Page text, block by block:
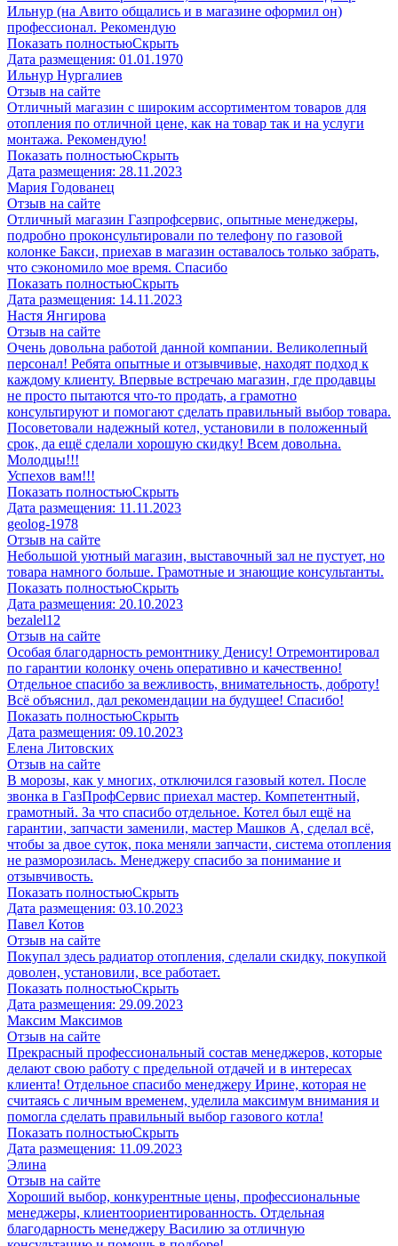
Ильнур (на Авито общались и в магазине оформил он)
профессионал. Рекомендую
Показать полностьюСкрыть
Дата размещения: 01.01.1970
Ильнур Нургалиев
Отзыв на сайте
Отличный магазин с широким ассортиментом товаров для
отопления по отличной цене, как на товар так и на услуги
монтажа. Рекомендую!
Показать полностьюСкрыть
Дата размещения: 28.11.2023
Мария Годованец
Отзыв на сайте
Отличный магазин Газпрофсервис, опытные менеджеры,
подробно проконсультировали по телефону по газовой
колонке Бакси, приехав в магазин оставалось только забрать,
что сэкономило мое время. Спасибо
Показать полностьюСкрыть
Дата размещения: 14.11.2023
​Настя Янгирова
Отзыв на сайте
Очень довольна работой данной компании. Великолепный
персонал! Ребята опытные и отзывчивые, находят подход к
каждому клиенту. Впервые встречаю магазин, где продавцы
не просто пытаются что-то продать, а грамотно
консультируют и помогают сделать правильный выбор товара.
Посоветовали надежный котел, установили в положенный
срок, да ещё сделали хорошую скидку! Всем довольна.
Молодцы!!!
Успехов вам!!!
Показать полностьюСкрыть
Дата размещения: 11.11.2023
geolog-1978
Отзыв на сайте
Небольшой уютный магазин, выставочный зал не пустует, но
товара намного больше. Грамотные и знающие консультанты.
Показать полностьюСкрыть
Дата размещения: 20.10.2023
​bezalel12
Отзыв на сайте
Особая благодарность ремонтнику Денису! Отремонтировал
по гарантии колонку очень оперативно и качественно!
Отдельное спасибо за вежливость, внимательность, доброту!
Всё объяснил, дал рекомендации на будущее! Спасибо!
Показать полностьюСкрыть
Дата размещения: 09.10.2023
​Елена Литовских
Отзыв на сайте
В морозы, как у многих, отключился газовый котел. После
звонка в ГазПрофСервис приехал мастер. Компетентный,
грамотный. За что спасибо отдельное. Котел был ещё на
гарантии, запчасти заменили, мастер Машков А, сделал всё,
чтобы за двое суток, пока меняли запчасти, система отопления
не разморозилась. Менеджеру спасибо за понимание и
отзывчивость.
Показать полностьюСкрыть
Дата размещения: 03.10.2023
Павел Котов
Отзыв на сайте
Покупал здесь радиатор отопления, сделали скидку, покупкой
доволен, установили, все работает.
Показать полностьюСкрыть
Дата размещения: 29.09.2023
Максим Максимов
Отзыв на сайте
Прекрасный профессиональный состав менеджеров, которые
делают свою работу с предельной отдачей и в интересах
клиента! Отдельное спасибо менеджеру Ирине, которая не
считаясь с личным временем, уделила максимум внимания и
помогла сделать правильный выбор газового котла!
Показать полностьюСкрыть
Дата размещения: 11.09.2023
Элина
Отзыв на сайте
Хороший выбор, конкурентные цены, профессиональные
менеджеры, клиентоориентированность. Отдельная
благодарность менеджеру Василию за отличную